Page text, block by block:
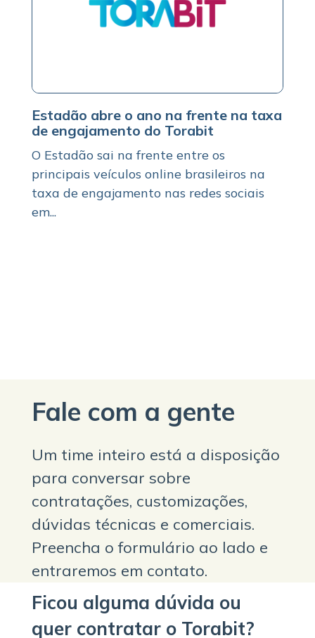
Estadão abre o ano na frente na taxa
de engajamento do Torabit
O Estadão sai na frente entre os
principais veículos online brasileiros na
taxa de engajamento nas redes sociais
em...
Fale com a gente
Um time inteiro está a disposição
para conversar sobre
contratações, customizações,
dúvidas técnicas e comerciais.
Preencha o formulário ao lado e
entraremos em contato.
Ficou alguma dúvida ou
quer contratar o Torabit?